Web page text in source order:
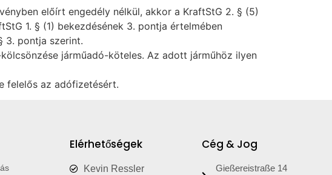
előírt engedély nélkül, akkor a KraftStG 2. § (5)
1. § (1) bekezdésének 3. pontja értelmében
3. pontja szerint.
járműadó-köteles. Az adott járműhöz ilyen
felelős az adófizetésért.
Elérhetőségek
Kevin Ressler
Cég & Jog
Gießereistraße 14